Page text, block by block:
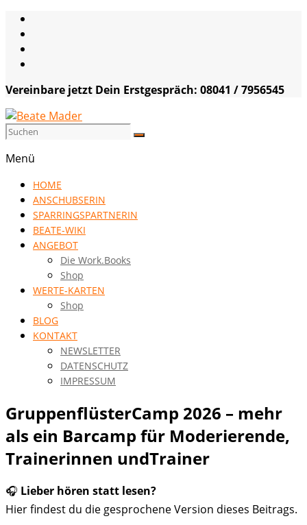
Skip
content
Vereinbare jetzt Dein Erstgespräch: 08041 / 7956545
Beate
Mader
Kommunikationsgenialistin
VISION
HOCH
Menü
HOME
ANSCHUBSERIN
SPARRINGSPARTNERIN
BEATE-WIKI
ANGEBOT
Die Work.Books
Shop
WERTE-KARTEN
Shop
BLOG
KONTAKT
NEWSLETTER
DATENSCHUTZ
IMPRESSUM
GruppenflüsterCamp 2026 – mehr
als ein Barcamp für Moderierende,
Trainerinnen undTrainer
🎧 Lieber hören statt lesen?
Hier findest du die gesprochene Version dieses Beitrags.